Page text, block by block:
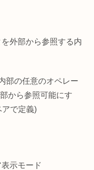
外部から参照する内
部の任意のオペレー
から参照可能にす
アで定義)
示モード